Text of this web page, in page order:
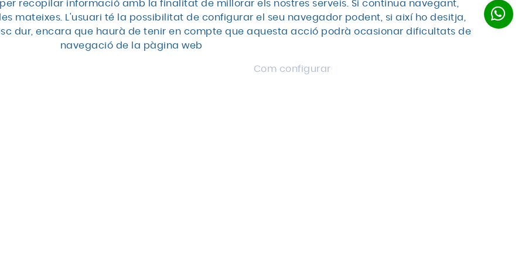
facial
Ginecomàstia
Liposucció
Abdominoplàstia
Lífting de cuixes
Dermatologia
Ecografia
Ginecologia i
Medicina general
Truca'ns
972 67 50 00
recopilar informació amb la finalitat de millorar els nostres serveis. Si continua navegant,
mateixes. L'usuari té la possibilitat de configurar el seu navegador podent, si així ho desitja,
dur, encara que haurà de tenir en compte que aquesta acció podrà ocasionar dificultats de
navegació de la pàgina web
Com configurar